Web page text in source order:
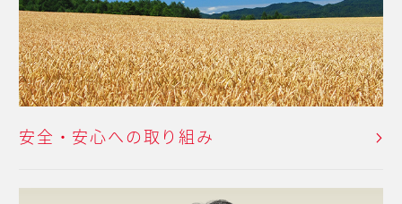
安全・安心への取り組み